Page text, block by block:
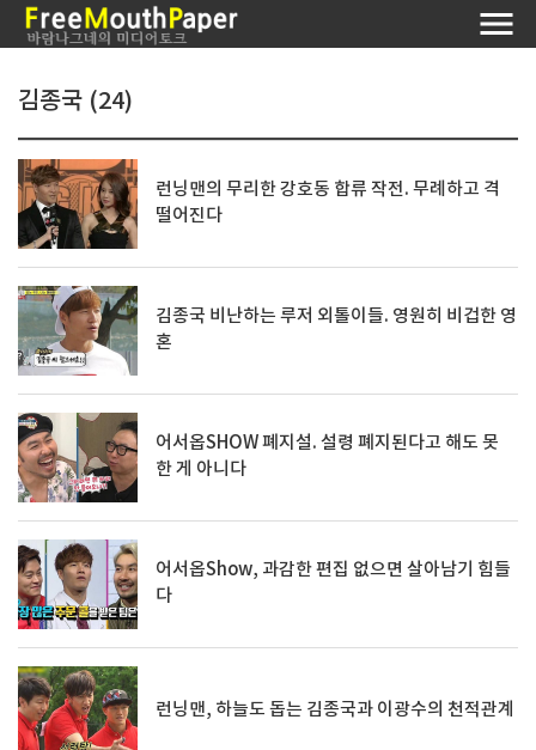
김종국 (24)
런닝맨의 무리한 강호동 합류 작전. 무례하고 격
떨어진다
김종국 비난하는 루저 외톨이들. 영원히 비겁한 영
혼
어서옵SHOW 폐지설. 설령 폐지된다고 해도 못
한 게 아니다
어서옵Show, 과감한 편집 없으면 살아남기 힘들
다
런닝맨, 하늘도 돕는 김종국과 이광수의 천적관계